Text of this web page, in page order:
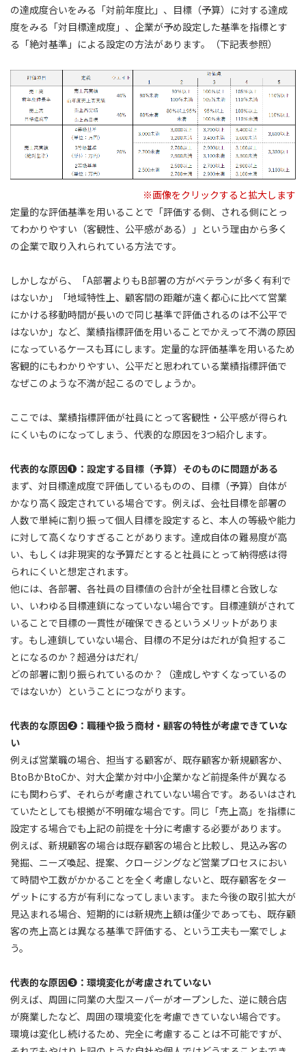
の達成度合いをみる「対前年度比」、目標（予算）に対する達成
度をみる「対目標達成度」、企業が予め設定した基準を指標とす
る「絶対基準」による設定の方法があります。（下記表参照）
※画像をクリックすると拡大します
定量的な評価基準を用いることで「評価する側、される側にとっ
てわかりやすい（客観性、公平感がある）」という理由から多く
の企業で取り入れられている方法です。
しかしながら、「A部署よりもB部署の方がベテランが多く有利で
はないか」「地域特性上、顧客間の距離が遠く都心に比べて営業
にかける移動時間が長いので同じ基準で評価されるのは不公平で
はないか」など、業績指標評価を用いることでかえって不満の原因
になっているケースも耳にします。定量的な評価基準を用いるため
客観的にもわかりやすい、公平だと思われている業績指標評価で
なぜこのような不満が起こるのでしょうか。
ここでは、業績指標評価が社員にとって客観性・公平感が得られ
にくいものになってしまう、代表的な原因を3つ紹介します。
代表的な原因❶：設定する目標（予算）そのものに問題がある
まず、対目標達成度で評価しているものの、目標（予算）自体が
かなり高く設定されている場合です。例えば、会社目標を部署の
人数で単純に割り振って個人目標を設定すると、本人の等級や能力
に対して高くなりすぎることがあります。達成自体の難易度が高
い、もしくは非現実的な予算だとすると社員にとって納得感は得
られにくいと想定されます。
他には、各部署、各社員の目標値の合計が全社目標と合致しな
い、いわゆる目標連鎖になっていない場合です。目標連鎖がされて
いることで目標の一貫性が確保できるというメリットがありま
す。もし連鎖していない場合、目標の不足分はだれが負担するこ
とになるのか？超過分はだれ/
どの部署に割り振られているのか？（達成しやすくなっているの
ではないか）ということにつながります。
代表的な原因❷：職種や扱う商材・顧客の特性が考慮できていな
い
例えば営業職の場合、担当する顧客が、既存顧客か新規顧客か、
BtoBかBtoCか、対大企業か対中小企業かなど前提条件が異なる
にも関わらず、それらが考慮されていない場合です。あるいはされ
ていたとしても根拠が不明確な場合です。同じ「売上高」を指標に
設定する場合でも上記の前提を十分に考慮する必要があります。
例えば、新規顧客の場合は既存顧客の場合と比較し、見込み客の
発掘、ニーズ喚起、提案、クロージングなど営業プロセスにおい
て時間や工数がかかることを全く考慮しないと、既存顧客をター
ゲットにする方が有利になってしまいます。また今後の取引拡大が
見込まれる場合、短期的には新規売上額は僅少であっても、既存顧
客の売上高とは異なる基準で評価する、という工夫も一案でしょ
う。
代表的な原因❸：環境変化が考慮されていない
例えば、周囲に同業の大型スーパーがオープンした、逆に競合店
が廃業したなど、周囲の環境変化を考慮できていない場合です。
環境は変化し続けるため、完全に考慮することは不可能ですが、